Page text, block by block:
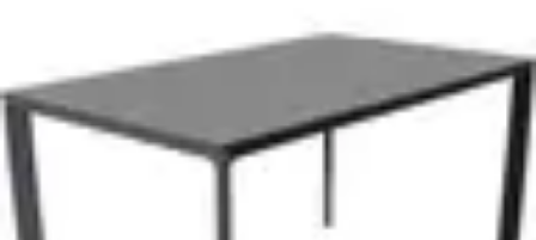
Recettes et Idées de MenusIngrédients et
RecettesAstuces et conseils
Repas LowCarb